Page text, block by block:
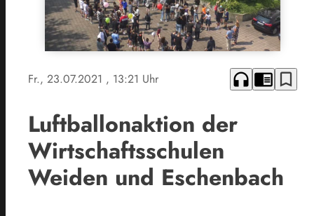
Fr., 23.07.2021 , 13:21 Uhr headphones chrome_reader_mode bookmark_border
Luftballonaktion der
Wirtschaftsschulen
Weiden und Eschenbach